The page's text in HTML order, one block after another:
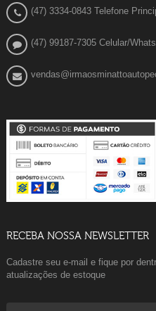
(47) 3334-0843 Telefone
(47) 99187-7305 Celular/
RECEBA NOSSA NEWSLETTER
Cadastre seu e-mail e fique por
atualizações de estoque